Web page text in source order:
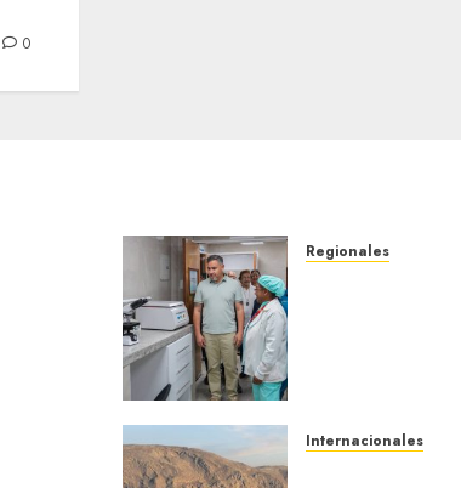
0
Regionales
Internacionales